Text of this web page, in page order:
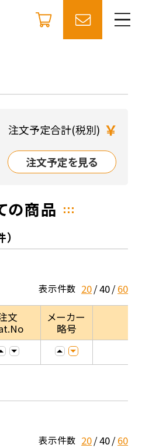
注文予定合計(税別) ￥
注文予定を見る
の商品
表示件数 20 40 60
文
メーカー
略号
表示件数 20 40 60